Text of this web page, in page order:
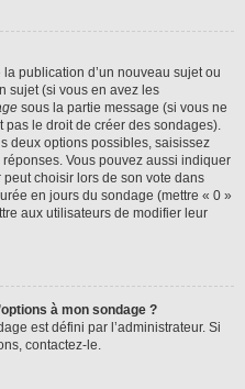
publication d’un nouveau sujet ou
sujet (si vous en avez les
sous la partie message (si vous ne
pas le droit de créer des sondages).
deux options possibles, saisissez
Vous pouvez aussi indiquer
peut choisir lors de son vote dans
en jours du sondage (mettre « 0 »
aux utilisateurs de modifier leur
à mon sondage ?
est défini par l’administrateur. Si
contactez-le.